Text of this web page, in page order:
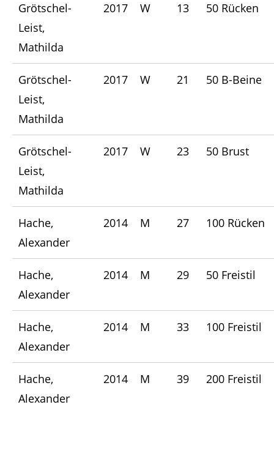
Grötschel-
Leist,
Mathilda
2017 W 13 50 Rücken
Grötschel-
Leist,
Mathilda
2017 W 21 50 B-Beine
Grötschel-
Leist,
Mathilda
2017 W 23 50 Brust
Hache,
Alexander
2014 M 27 100 Rücken
Hache,
Alexander
2014 M 29 50 Freistil
Hache,
Alexander
2014 M 33 100 Freistil
Hache,
Alexander
2014 M 39 200 Freistil